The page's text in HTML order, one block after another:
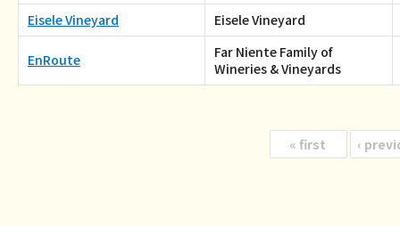
Eisele Vineyard
Eisele Vineyard
EnRoute
Far Niente Family of
Wineries & Vineyards
« first ‹